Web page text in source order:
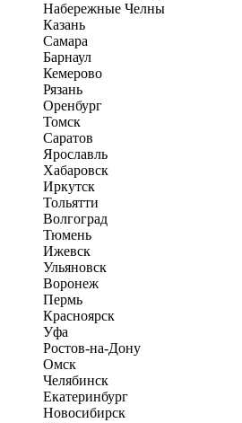
Набережные Челны
Казань
Самара
Барнаул
Кемерово
Рязань
Оренбург
Томск
Саратов
Ярославль
Хабаровск
Иркутск
Тольятти
Волгоград
Тюмень
Ижевск
Ульяновск
Воронеж
Пермь
Красноярск
Уфа
Ростов-на-Дону
Омск
Челябинск
Екатеринбург
Новосибирск